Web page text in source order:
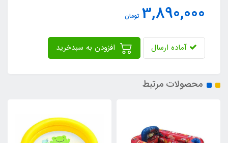
3,890,000 تومان
آماده ارسال
محصولات مرتبط